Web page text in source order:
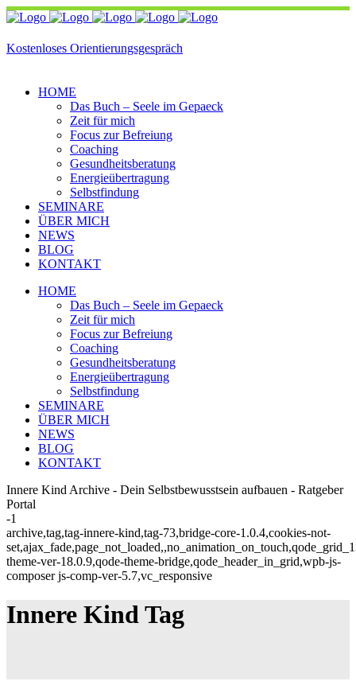
Kostenloses Orientierungsgespräch
HOME
Das Buch – Seele im Gepaeck
Zeit für mich
Focus zur Befreiung
Coaching
Gesundheitsberatung
Energieübertragung
Selbstfindung
SEMINARE
ÜBER MICH
NEWS
BLOG
KONTAKT
HOME
Das Buch – Seele im Gepaeck
Zeit für mich
Focus zur Befreiung
Coaching
Gesundheitsberatung
Energieübertragung
Selbstfindung
SEMINARE
ÜBER MICH
NEWS
BLOG
KONTAKT
Innere Kind Archive - Dein Selbstbewusstsein aufbauen - Ratgeber
Portal
-1
archive,tag,tag-innere-kind,tag-73,bridge-core-1.0.4,cookies-not-
theme-ver-18.0.9,qode-theme-bridge,qode_header_in_grid,wpb-js-
composer js-comp-ver-5.7,vc_responsive
Innere Kind Tag